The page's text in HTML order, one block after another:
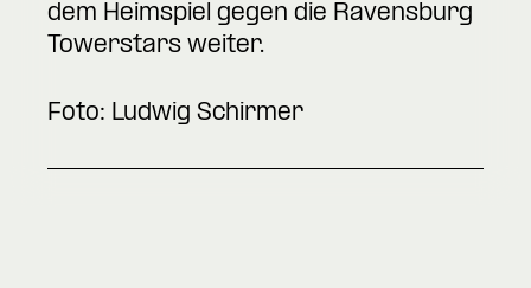
dem Heimspiel gegen die Ravensburg
Towerstars weiter.
Foto: Ludwig Schirmer